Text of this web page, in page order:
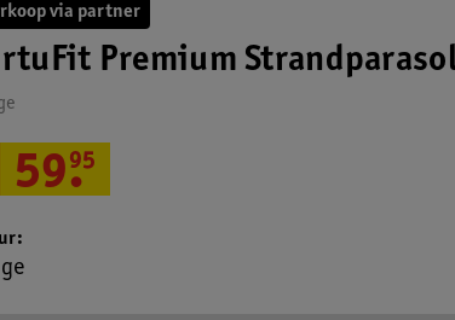
via partner
Premium
59.
95